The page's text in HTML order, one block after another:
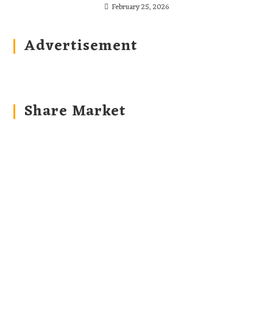
February 25, 2026
Advertisement
Share Market